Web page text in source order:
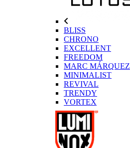
BLISS
CHRONO
EXCELLENT
FREEDOM
MARC MÁRQUEZ
MINIMALIST
REVIVAL
TRENDY
VORTEX